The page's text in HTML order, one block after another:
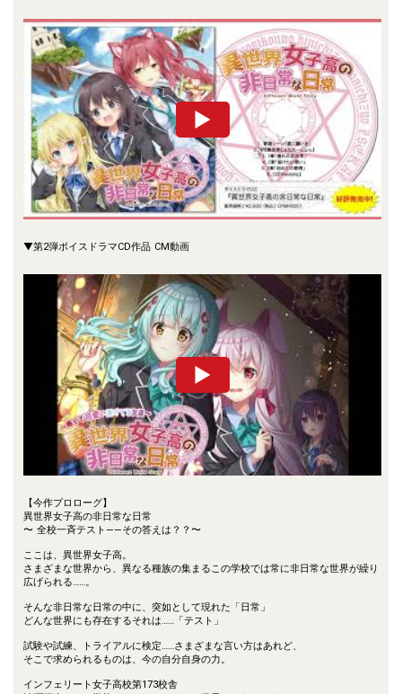
▼第2弾ボイスドラマCD作品 CM動画
【今作プロローグ】
異世界女子高の非日常な日常
〜 全校一斉テスト――その答えは？？〜
ここは、異世界女子高。
さまざまな世界から、異なる種族の集まるこの学校では常に非日常な世界が繰り
広げられる……。
そんな非日常な日常の中に、突如として現れた「日常」
どんな世界にも存在するそれは……「テスト」
試験や試練、トライアルに検定……さまざまな言い方はあれど、
そこで求められるものは、今の自分自身の力。
インフェリート女子高校第173校舎